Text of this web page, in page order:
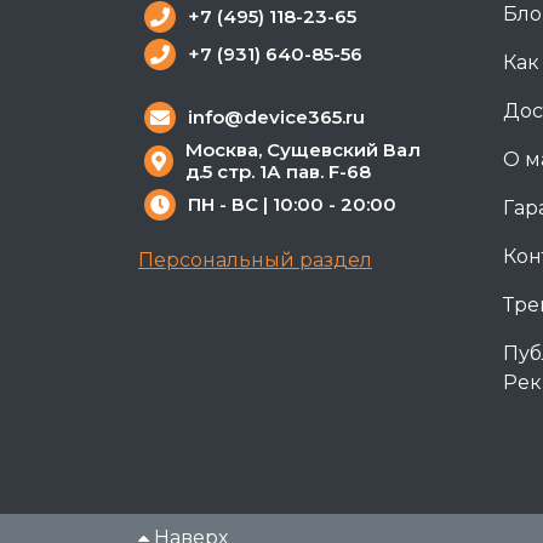
О
+7 (495) 118-23-65
+7 (931) 640-85-56
info@device365.ru
Москва, Сущевский Вал
д.5 стр. 1А пав. F-68
ПН - ВС | 10:00 - 20:00
Персональный раздел
Наверх